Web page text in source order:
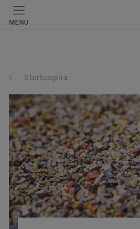
MENU
Startpagina